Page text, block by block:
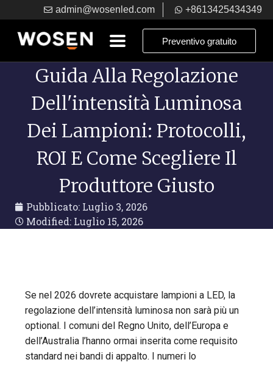
admin@wosenled.com +8613425434349
Preventivo gratuito
Guida Alla Regolazione
Dell'intensità Luminosa
Dei Lampioni: Protocolli,
ROI E Come Scegliere Il
Produttore Giusto
Pubblicato: Luglio 3, 2026
Modified: Luglio 15, 2026
Se nel 2026 dovrete acquistare lampioni a LED, la
regolazione dell’intensità luminosa non sarà più un
optional. I comuni del Regno Unito, dell’Europa e
dell’Australia l’hanno ormai inserita come requisito
standard nei bandi di appalto. I numeri lo